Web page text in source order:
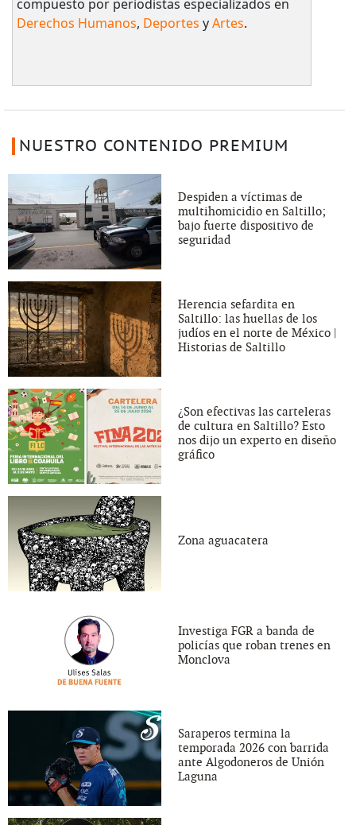
compuesto por periodistas especializados en
Derechos Humanos, Deportes yArtes.
NUESTRO CONTENIDO PREMIUM
Despiden a víctimas de
multihomicidio en Saltillo;
bajo fuerte dispositivo de
seguridad
Herencia sefardita en
Saltillo: las huellas de los
judíos en el norte de México |
Historias de Saltillo
¿Son efectivas las carteleras
de cultura en Saltillo? Esto
nos dijo un experto en diseño
gráfico
Zona aguacatera
Investiga FGR a banda de
policías que roban trenes en
Monclova
Saraperos termina la
temporada 2026 con barrida
ante Algodoneros de Unión
Laguna